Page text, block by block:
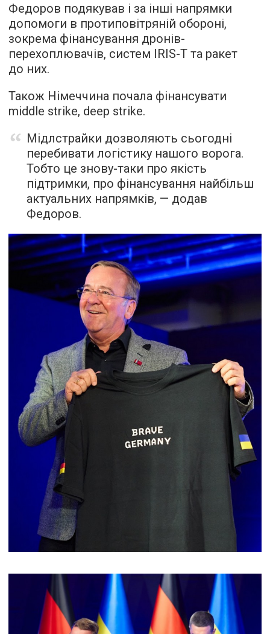
Федоров подякував і за інші напрямки
допомоги в протиповітряній обороні,
зокрема фінансування дронів-
перехоплювачів, систем IRIS-T та ракет
до них.
Також Німеччина почала фінансувати
middle strike, deep strike.
Мідлстрайки дозволяють сьогодні
перебивати логістику нашого ворога.
Тобто це знову-таки про якість
підтримки, про фінансування найбільш
актуальних напрямків, — додав
Федоров.